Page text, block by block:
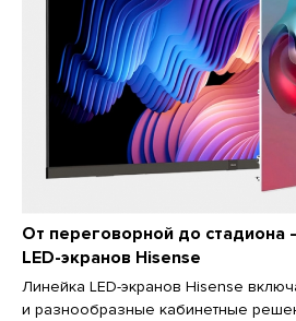
От переговорной до стадиона
LED-экранов Hisense
Линейка LED-экранов Hisense
и разнообразные кабинетные